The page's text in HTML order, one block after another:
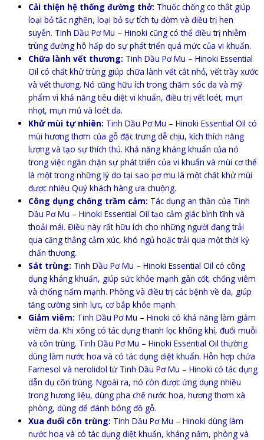
Cải thiện hệ thống đường thở: Thuốc chống co thắt giúp
loại bỏ tắc nghẽn, loại bỏ sự tích tụ đờm và điều trị hen
suyễn. Tinh Dầu Pơ Mu – Hinoki cũng có thể điều trị nhiễm
trùng đường hô hấp do sự phát triển quá mức của vi khuẩn.
Chữa lành vết thương: Tinh Dầu Pơ Mu – Hinoki Essential
Oil có chất khử trùng giúp chữa lành vết cắt nhỏ, vết trầy xước
và vết thương. Nó cũng hữu ích trong chăm sóc da và mỹ
phẩm vì khả năng tiêu diệt vi khuẩn, điều trị vết loét, mụn
nhọt, mụn mủ và loét da.
Khử mùi tự nhiên: Tinh Dầu Pơ Mu – Hinoki Essential Oil có
mùi hương thơm của gỗ đặc trưng dễ chịu, kích thích năng
lượng và tạo sự thích thú. Khả năng kháng khuẩn của nó
trong việc ngăn chặn sự phát triển của vi khuẩn và mùi cơ thể
là một trong những lý do tại sao pơ mu là một chất khử mùi
được nhiều Quý khách hàng ưa chuộng.
Công dụng chống trầm cảm: Tác dụng an thần của Tinh
Dầu Pơ Mu – Hinoki Essential Oil tạo cảm giác bình tĩnh và
thoải mái. Điều này rất hữu ích cho những người đang trải
qua căng thẳng cảm xúc, khó ngủ hoặc trải qua một thời kỳ
chấn thương.
Sát trùng: Tinh Dầu Pơ Mu – Hinoki Essential Oil có công
dụng kháng khuẩn, giúp sức khỏe mạnh gân cốt, chống viêm
và chống nấm mạnh. Phòng và điều trị các bệnh về da, giúp
tăng cường sinh lực, cơ bắp khỏe mạnh.
Giảm viêm: Tinh Dầu Pơ Mu – Hinoki có khả năng làm giảm
viêm da. Khi xông có tác dụng thanh lọc không khí, đuổi muỗi
và côn trùng. Tinh Dầu Pơ Mu – Hinoki Essential Oil thường
dùng làm nước hoa và có tác dụng diệt khuẩn. Hỗn hợp chứa
Farnesol và nerolidol từ Tinh Dầu Pơ Mu – Hinoki có tác dụng
dẫn dụ côn trùng. Ngoài ra, nó còn được ứng dụng nhiều
trong hương liệu, dùng pha chế nước hoa, hương thơm xà
phòng, dùng để đánh bóng đồ gỗ.
Xua đuổi côn trùng: Tinh Dầu Pơ Mu – Hinoki dùng làm
nước hoa và có tác dụng diệt khuẩn, kháng nấm, phòng và